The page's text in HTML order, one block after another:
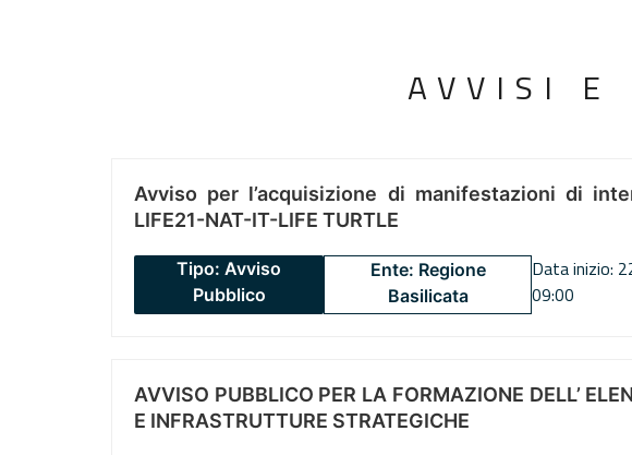
AVVISI E
Avviso per l’acquisizione di manifestazioni di
LIFE21-NAT-IT-LIFE TURTLE
Tipo: Avviso
Pubblico
Ente: Regione
Basilicata
Data inizio:
09:00
AVVISO PUBBLICO PER LA FORMAZIONE DELL’
E INFRASTRUTTURE STRATEGICHE